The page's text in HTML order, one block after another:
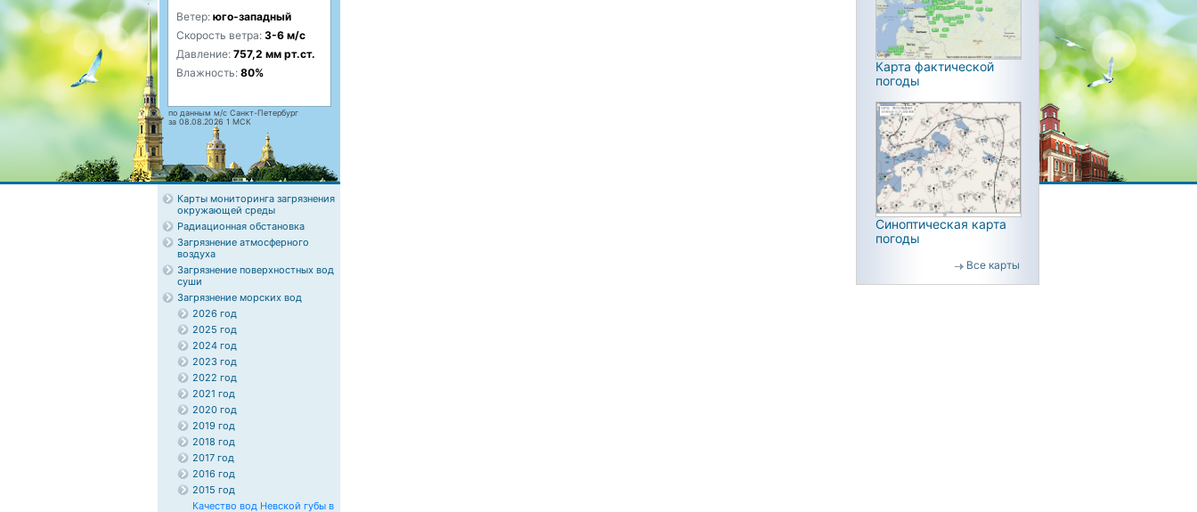
Ветер: юго-западный
Скорость ветра: 3-6 м/с
Давление: 757,2 мм рт.ст.
Влажность: 80%
по данным м/с Санкт-Петербург
за 08.08.2026 1 МСК
Карты мониторинга загрязнения
окружающей среды
Радиационная обстановка
Загрязнение атмосферного
воздуха
Загрязнение поверхностных вод
суши
Загрязнение морских вод
2026 год
2025 год
2024 год
2023 год
2022 год
2021 год
2020 год
2019 год
2018 год
2017 год
2016 год
2015 год
Качество вод Невской губы в
Карта фактической
погоды
Синоптическая карта
погоды
Все карты